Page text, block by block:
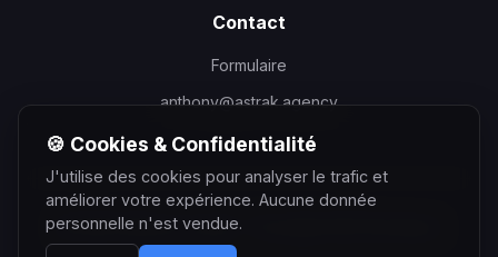
Contact
Formulaire
anthony@astrak.agency
©2026Anthony Courtin - Consultant SEO Bordeaux
🍪 Cookies & Confidentialité
J'utilise des cookies pour analyser le trafic et
améliorer votre expérience. Aucune donnée
personnelle n'est vendue.